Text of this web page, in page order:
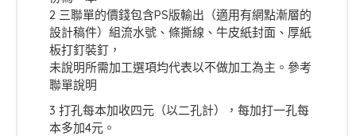
2 三聯單的價錢包含PS版輸出（適用有網點漸層的
設計稿件）組流水號、條撕線、牛皮紙封面、厚紙
板打釘裝釘，
未說明所需加工選項均代表以不做加工為主。 參考
聯單說明
3 打孔每本加收四元（以二孔計），每加打一孔每
本多加4元。